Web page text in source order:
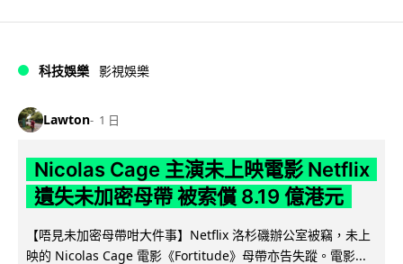
科技娛樂 影視娛樂
Lawton 1 日
Nicolas Cage 主演未上映電影 Netflix
遺失未加密母帶 被索償 8.19 億港元
【唔見未加密母帶咁大件事】Netflix 洛杉磯辦公室被竊，未上
映的 Nicolas Cage 電影《Fortitude》母帶亦告失蹤。電影...